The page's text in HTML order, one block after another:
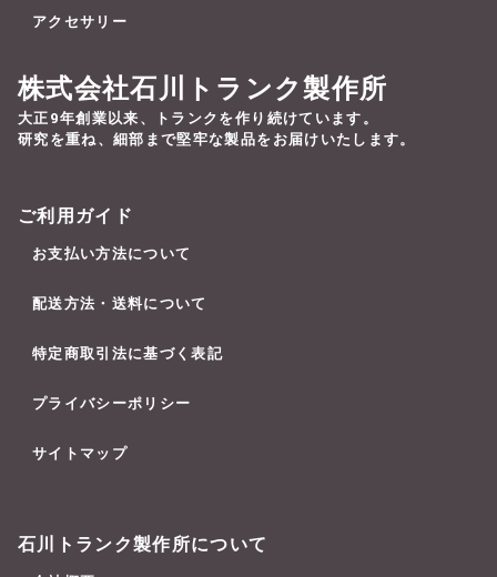
アクセサリー
株式会社石川トランク製作所
大正9年創業以来、トランクを作り続けています。
研究を重ね、細部まで堅牢な製品をお届けいたします。
ご利用ガイド
お支払い方法について
配送方法・送料について
特定商取引法に基づく表記
プライバシーポリシー
サイトマップ
石川トランク製作所について